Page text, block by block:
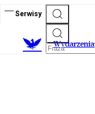
Serwisy
Wydarzenia